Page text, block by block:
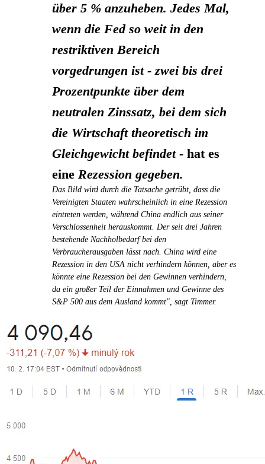
über 5 % anzuheben. Jedes Mal,
wenn die Fed so weit in den
restriktiven Bereich
vorgedrungen ist - zwei bis drei
Prozentpunkte über dem
neutralen Zinssatz, bei dem sich
die Wirtschaft theoretisch im
Gleichgewicht befindet - hat es
eine Rezession gegeben.
Das Bild wird durch die Tatsache getrübt, dass die
Vereinigten Staaten wahrscheinlich in eine Rezession
eintreten werden, während China endlich aus seiner
Verschlossenheit herauskommt. Der seit drei Jahren
bestehende Nachholbedarf bei den
Verbraucherausgaben lässt nach. China wird eine
Rezession in den USA nicht verhindern können, aber es
könnte eine Rezession bei den Gewinnen verhindern,
da ein großer Teil der Einnahmen und Gewinne des
S&P 500 aus dem Ausland kommt", sagt Timmer.